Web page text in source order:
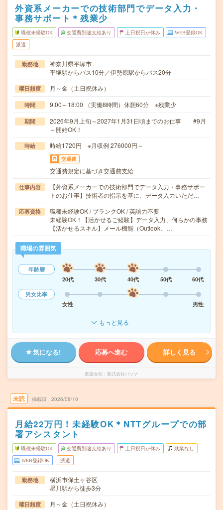
外資系メーカーでの技術部門でデータ入力・
事務サポート＊残業少
職種未経験OK 交通費別途支給あり 土日祝日が休み WEB登録OK
派遣
勤務地
神奈川県平塚市
平塚駅からバス10分／伊勢原駅からバス20分
曜日頻度 月～金（土日祝休み）
時間 9:00～18:00 （実働8時間）休憩60分 ※残業少
期間
2026年9月上旬～2027年1月31日頃までのお仕事 #9月
～開始OK！
時給 時給1720円 ※月収例 276000円～
交通費
交通費規定に基づき交通費支給
仕事内容
【外資系メーカーでの技術部門でデータ入力・事務サポー
トのお仕事】技術者の指示を基に、データ入力いただ…
応募資格
職種未経験OK / ブランクOK / 英語力不要
未経験OK！【活かせるご経験】データ入力、何らかの事務
【活かせるスキル】メール機能（Outlook、…
職場の雰囲気
年齢層
20代
30代 40代 50代
60代
男女比率
女性
男性
もっと見る
気になる! 応募へ進む 詳しく見る
派遣会社 株式会社パソナ
未読 掲載日 2026/08/10
月給22万円！未経験OK＊NTTグループでの部
署アシスタント
職種未経験OK 交通費別途支給あり 土日祝日が休み 残業なし
WEB登録OK 派遣
勤務地
横浜市保土ヶ谷区
星川駅から徒歩3分
曜日頻度 月～金（土日祝休み）